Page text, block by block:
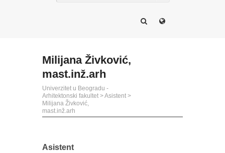
Milijana Živković,
mast.inž.arh
Univerzitet u Beogradu -
Arhitektonski fakultet >Asistent >
Milijana Živković,
mast.inž.arh
Asistent